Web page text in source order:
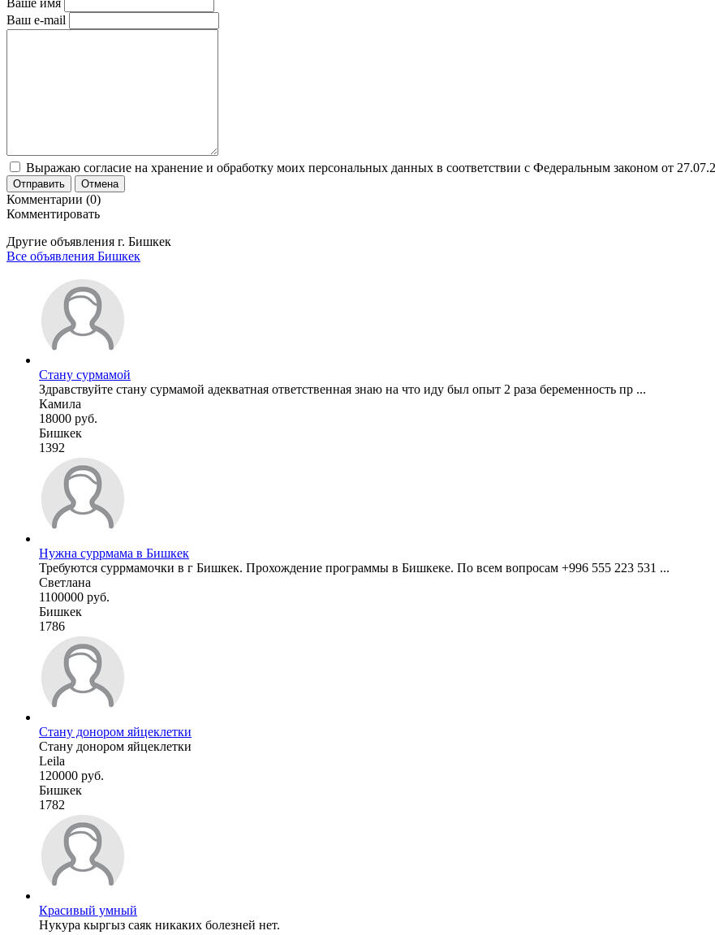
Ваш e-mail
Выражаю согласие на хранение и обработку моих персональных данных в соответствии с Федеральным законом от
Отправить Отмена
Комментарии (0)
Комментировать
Другие объявления г. Бишкек
Все объявления Бишкек
Стану сурмамой
Здравствуйте стану сурмамой адекватная ответственная знаю на что иду был опыт 2 раза беременность пр ...
Камила
18000 руб.
Бишкек
1392
Нужна суррмама в Бишкек
Требуются суррмамочки в г Бишкек. Прохождение программы в Бишкеке. По всем вопросам +996 555 223 531 ...
Светлана
1100000 руб.
Бишкек
1786
Стану донором яйцеклетки
Стану донором яйцеклетки
Leila
120000 руб.
Бишкек
1782
Красивый умный
Нукура кыргыз саяк никаких болезней нет.